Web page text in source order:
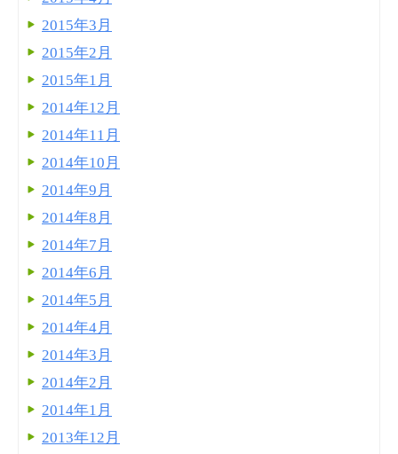
2015年3月
2015年2月
2015年1月
2014年12月
2014年11月
2014年10月
2014年9月
2014年8月
2014年7月
2014年6月
2014年5月
2014年4月
2014年3月
2014年2月
2014年1月
2013年12月